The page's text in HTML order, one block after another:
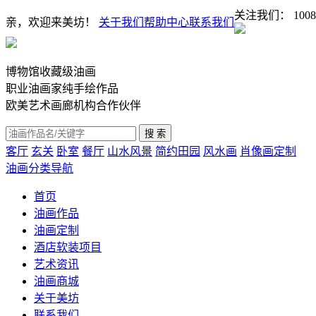
亲，欢迎来美坊！ 关于我们 帮助中心联系我们
关注我们：
博物馆收藏级油画
职业油画家纯手绘作品
欧美艺术画廊机构合作伙伴
客厅 玄关 卧室 餐厅 山水风景 简约田园 风水画 肖像画定制
油画分类导航
首页
油画作品
油画定制
酒店软装项目
艺术资讯
油画商城
关于美坊